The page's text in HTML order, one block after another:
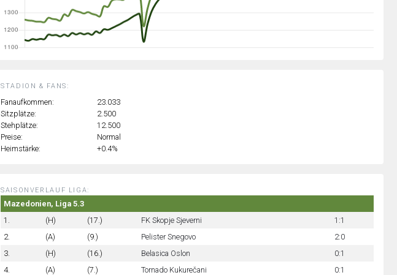
STADION & FANS:
Fanaufkommen:
23.033
Sitzplätze:
2.500
Stehplätze:
12.500
Preise:
Normal
Heimstärke:
+0.4%
SAISONVERLAUF LIGA:
Mazedonien, Liga 5.3
1.
(H) (17.) FK Skopje Sjeverni
1:1
2.
(A) (9.) Pelister Snegovo
2:0
3.
(H) (16.) Belasica Oslon
0:1
4.
(A) (7.) Tornado Kukurečani
0:1